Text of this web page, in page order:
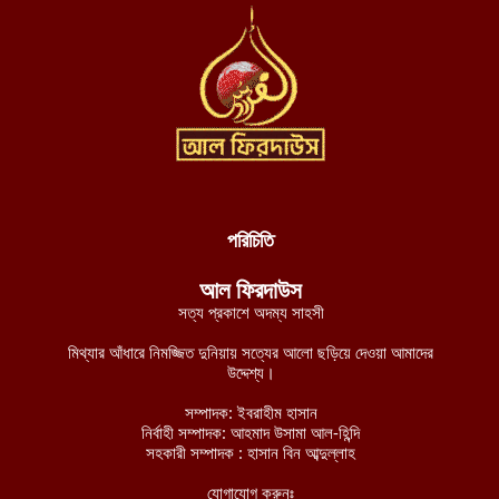
যুদ্ধ বন্ধে নাইজার রাষ্ট্রপ্রধানকে জেএনআইএম-এর শর্ত: মানব রচিত
সংবিধান ছেড়ে শরিয়াহ্ প্রতিষ্ঠা করুন
নব্য চাঁদাবাজদের হাতে জিম্মি রাজধানীবাসী, ৩৫ স্পটে পুলিশ সদস্যরাই করছে
বুরকিনান জান্তা বাহিনীর ১২টি সামরিক অবস্থানের নিয়ন্ত্রণ নিয়েছে
মালিতে জান্তা ও রুশ বাহিনীর ৫টি কনভয়ে প্রতিরোধ বাহিনী জেএনআইএম-
পরিচিতি
আল ফিরদাউস
সত্য প্রকাশে অদম্য সাহসী
মিথ্যার আঁধারে নিমজ্জিত দুনিয়ায় সত্যের আলো ছড়িয়ে দেওয়া আমাদের
উদ্দেশ্য।
সম্পাদক: ইবরাহীম হাসান
নির্বাহী সম্পাদক: আহমাদ উসামা আল-হিন্দি
সহকারী সম্পাদক : হাসান বিন আব্দুল্লাহ
যোগাযোগ করুনঃ